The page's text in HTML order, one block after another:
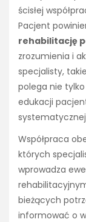
ścisłej
Pacjent
rehabilitację
zrozumienia i
specjalisty,
polega nie
edukacji
Współpraca
których
wprowadza
bieżących
informować o